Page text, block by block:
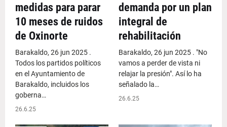
medidas para parar
10 meses de ruidos
de Oxinorte
Barakaldo, 26 jun 2025 .
Todos los partidos políticos
en el Ayuntamiento de
Barakaldo, incluidos los
goberna…
26.6.25
demanda por un plan
integral de
rehabilitación
Barakaldo, 26 jun 2025 . "No
vamos a perder de vista ni
relajar la presión". Así lo ha
señalado la…
26.6.25